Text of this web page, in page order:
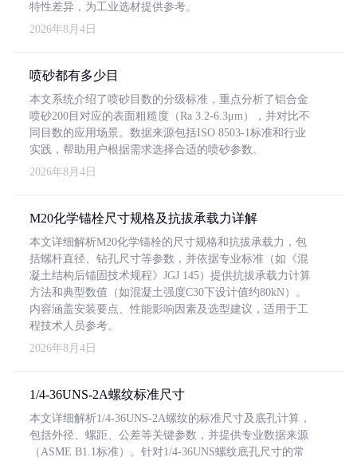
特性差异，为工业选材提供参考。
2026年8月4日
喷砂都有多少目
本文系统介绍了喷砂目数的分级标准，重点分析了铝合金
喷砂200目对应的表面粗糙度（Ra 3.2-6.3μm），并对比不
同目数的应用场景。数据来源包括ISO 8503-1标准和行业
实践，帮助用户根据需求选择合适的喷砂参数。
2026年8月4日
M20化学锚栓尺寸规格及抗拔承载力详解
本文详细解析M20化学锚栓的尺寸规格和抗拔承载力，包
括螺杆直径、钻孔尺寸等参数，并依据专业标准（如《混
凝土结构后锚固技术规程》JGJ 145）提供抗拔承载力计算
方法和典型数值（如混凝土强度C30下设计值约80kN）。
内容涵盖安装要点、性能影响因素及选型建议，适用于工
程技术人员参考。
2026年8月4日
1/4-36UNS-2A螺纹标准尺寸
本文详细解析1/4-36UNS-2A螺纹的标准尺寸及底孔计算，
包括外径、螺距、公差等关键参数，并提供专业数据来源
（ASME B1.1标准）。针对1/4-36UNS螺纹底孔尺寸的常